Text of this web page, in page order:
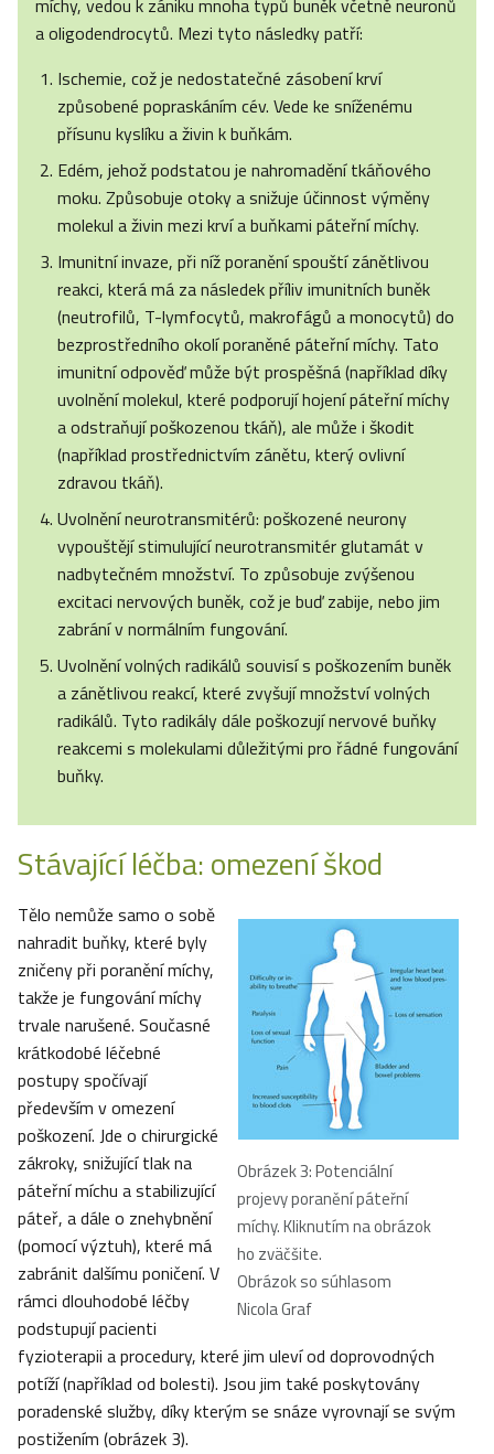
míchy, vedou k zániku mnoha typů buněk včetně neuronů
a oligodendrocytů. Mezi tyto následky patří:
Ischemie, což je nedostatečné zásobení krví
způsobené popraskáním cév. Vede ke sníženému
přísunu kyslíku a živin k buňkám.
Edém, jehož podstatou je nahromadění tkáňového
moku. Způsobuje otoky a snižuje účinnost výměny
molekul a živin mezi krví a buňkami páteřní míchy.
Imunitní invaze, při níž poranění spouští zánětlivou
reakci, která má za následek příliv imunitních buněk
(neutrofilů, T-lymfocytů, makrofágů a monocytů) do
bezprostředního okolí poraněné páteřní míchy. Tato
imunitní odpověď může být prospěšná (například díky
uvolnění molekul, které podporují hojení páteřní míchy
a odstraňují poškozenou tkáň), ale může i škodit
(například prostřednictvím zánětu, který ovlivní
zdravou tkáň).
Uvolnění neurotransmitérů: poškozené neurony
vypouštějí stimulující neurotransmitér glutamát v
nadbytečném množství. To způsobuje zvýšenou
excitaci nervových buněk, což je buď zabije, nebo jim
zabrání v normálním fungování.
Uvolnění volných radikálů souvisí s poškozením buněk
a zánětlivou reakcí, které zvyšují množství volných
radikálů. Tyto radikály dále poškozují nervové buňky
reakcemi s molekulami důležitými pro řádné fungování
buňky.
Stávající léčba: omezení škod
Obrázek 3: Potenciální
projevy poranění páteřní
míchy. Kliknutím na obrázok
ho zväčšite.
Obrázok so súhlasom
Nicola Graf
Tělo nemůže samo o sobě
nahradit buňky, které byly
zničeny při poranění míchy,
takže je fungování míchy
trvale narušené. Současné
krátkodobé léčebné
postupy spočívají
především v omezení
poškození. Jde o chirurgické
zákroky, snižující tlak na
páteřní míchu a stabilizující
páteř, a dále o znehybnění
(pomocí výztuh), které má
zabránit dalšímu poničení. V
rámci dlouhodobé léčby
podstupují pacienti
fyzioterapii a procedury, které jim uleví od doprovodných
potíží (například od bolesti). Jsou jim také poskytovány
poradenské služby, díky kterým se snáze vyrovnají se svým
postižením (obrázek 3).